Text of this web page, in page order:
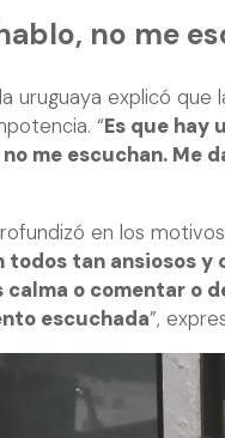
no me
uruguaya explicó
“Es que hay
me escuchan. Me
en los
todos tan ansiosos y
calma o comentar o
escuchada”,